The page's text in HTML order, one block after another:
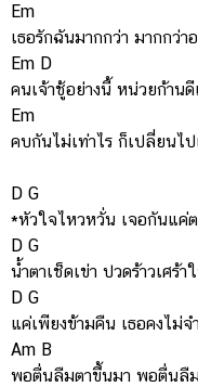
Em
เธอรักฉันมากกว่า มากกว่า
Em D
คนเจ้าชู้อย่างนี้ หน่วยก้าน
Em
คบกันไม่เท่าไร ก็เปลี่ยนไ
D G
*หัวใจไหวหวั่น เจอกันแค่ต
D G
น้ำตาเช็ดเข่า ปวดร้าวเศร้า
D G
แค่เพียงข้ามคืน เธอคงไม่จ
Am B
พอตื่นลืมตาขึ้นมา พอตื่นลืม